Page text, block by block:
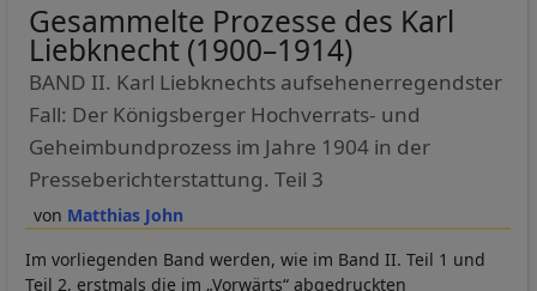
Matthias John
Gesammelte Prozesse des Karl
Liebknecht (1900–1914)
BAND II. Karl Liebknechts aufsehenerregendster
Fall: Der Königsberger Hochverrats- und
Geheimbundprozess im Jahre 1904 in der
Presseberichterstattung. Teil 3
Im vorliegenden Band werden, wie im Band II. Teil 1 und
Teil 2, erstmals die im „Vorwärts“ abgedruckten